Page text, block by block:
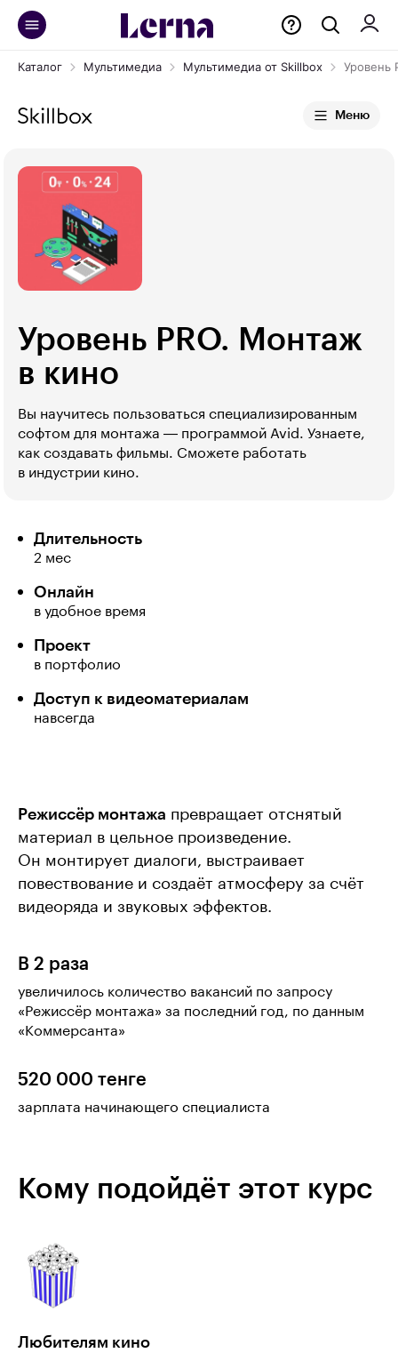
Каталог Мультимедиа Мультимедиа от Skillbox Уровень
Меню
Уровень PRO. Монтаж
в кино
Вы научитесь пользоваться специализированным
софтом для монтажа ― программой Avid. Узнаете,
как создавать фильмы. Сможете работать
в индустрии кино.
Длительность
2 мес
Онлайн
в удобное время
Проект
в портфолио
Доступ к видеоматериалам
навсегда
Режиссёр монтажа превращает отснятый
материал в цельное произведение.
Он монтирует диалоги, выстраивает
повествование и создаёт атмосферу за счёт
видеоряда и звуковых эффектов.
В 2 раза
увеличилось количество вакансий по запросу
«Режиссёр монтажа» за последний год, по данным
«Коммерсанта»
520 000 тенге
зарплата начинающего специалиста
Кому подойдёт этот курс
Любителям кино